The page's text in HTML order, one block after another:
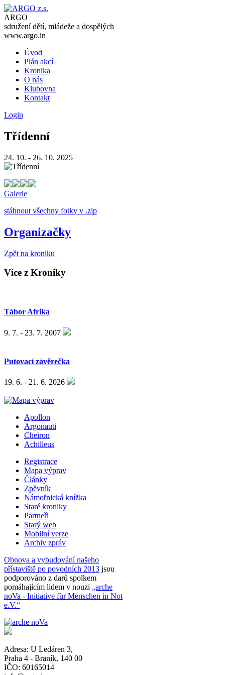
ARGO
sdružení dětí, mládeže a dospělých
www.argo.in
Úvod
Plán akcí
Kronika
O nás
Klubovna
Kontakt
Login
Třídenní
24. 10. - 26. 10. 2025
Galerie
stáhnout všechny fotky v .zip
Organizačky
Zpět na kroniku
Více z Kroniky
Tábor Afrika
9. 7. - 23. 7. 2007
Putovací závěrečka
19. 6. - 21. 6. 2026
Apollon
Argonauti
Cheiron
Achilleus
Registrace
Mapa výprav
Články
Zpěvník
Námořnická knížka
Staré kroniky
Partneři
Starý web
Mobilní verze
Archiv zpráv
Obnova a vybudování našeho
přístaviště po povodních 2013 jsou
podporováno z darů spolkem
pomáhajícím lidem v nouzi „arche
noVa - Initiative für Menschen in Not
e.V.“
Adresa: U Ledáren 3,
Praha 4 - Braník, 140 00
IČO: 60165014